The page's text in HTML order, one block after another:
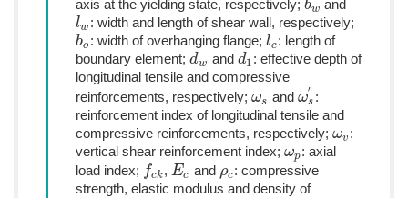
axis at the yielding state, respectively; bw
bw and
lw
lw: width and length of shear wall, respectively;
bo
bo: width of overhanging flange;lc
lc: length of
boundary element; dw
dw and d1
d1 : effective depth of
longitudinal tensile and compressive
reinforcements, respectively; ωs
ωs and ω
′
s
ωs′:
reinforcement index of longitudinal tensile and
compressive reinforcements, respectively; ωv
ωv:
vertical shear reinforcement index; ωp
ωp: axial
load index; fck
fck , Ec
Ec and ρc
ρc: compressive
strength, elastic modulus and density of